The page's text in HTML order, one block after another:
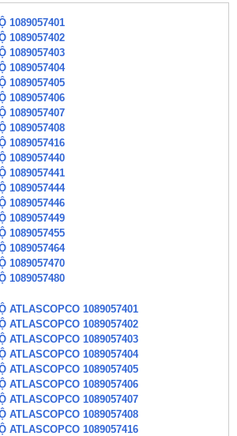
1089057401
1089057402
1089057403
1089057404
1089057405
1089057406
1089057407
1089057408
1089057416
1089057440
1089057441
1089057444
1089057446
1089057449
1089057455
1089057464
1089057470
1089057480
ATLASCOPCO 1089057401
ATLASCOPCO 1089057402
ATLASCOPCO 1089057403
ATLASCOPCO 1089057404
ATLASCOPCO 1089057405
ATLASCOPCO 1089057406
ATLASCOPCO 1089057407
ATLASCOPCO 1089057408
ATLASCOPCO 1089057416